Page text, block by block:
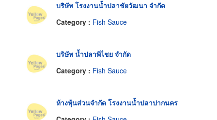
บริษัท โรงงานน้ำปลาชัยวัฒนา จำกัด
Category : Fish Sauce
บริษัท น้ำปลาพิไชย จำกัด
Category : Fish Sauce
ห้างหุ้นส่วนจำกัด โรงงานน้ำปลาปากนคร